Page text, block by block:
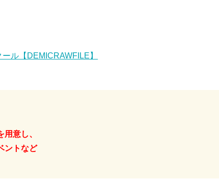
ル【DEMICRAWFILE】
意し、
ントなど